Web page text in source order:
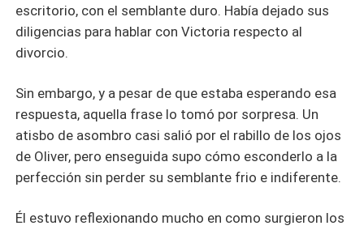
escritorio, con el semblante duro. Había dejado sus
diligencias para hablar con Victoria respecto al
divorcio.
Sin embargo, y a pesar de que estaba esperando esa
respuesta, aquella frase lo tomó por sorpresa. Un
atisbo de asombro casi salió por el rabillo de los ojos
de Oliver, pero enseguida supo cómo esconderlo a la
perfección sin perder su semblante frio e indiferente.
Él estuvo reflexionando mucho en como surgieron los